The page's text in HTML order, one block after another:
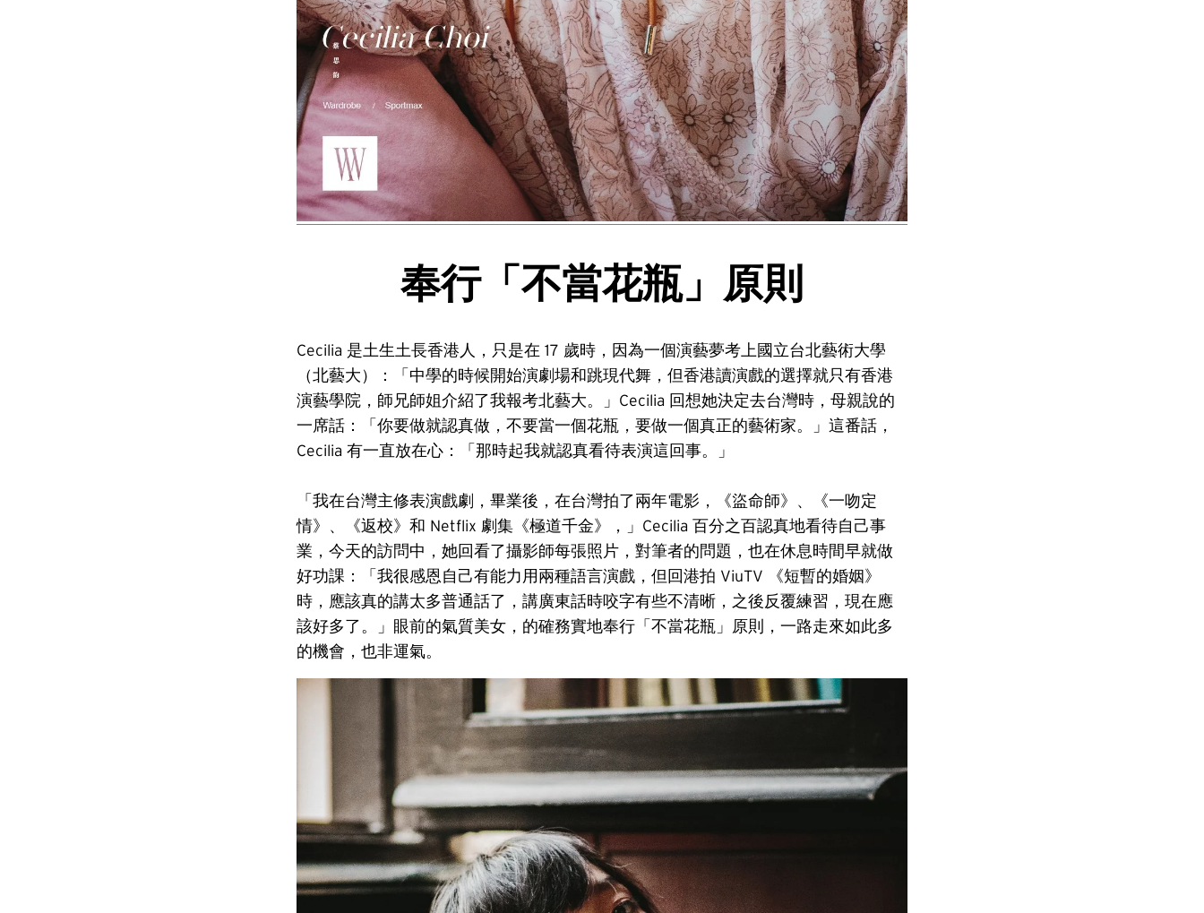
奉行「不當花瓶」原則
Cecilia 是土生土長香港人，只是在 17 歲時，因為一個演藝夢考上國立台北藝術大學
（北藝大）：「中學的時候開始演劇場和跳現代舞，但香港讀演戲的選擇就只有香港
演藝學院，師兄師姐介紹了我報考北藝大。」Cecilia 回想她決定去台灣時，母親說的
一席話：「你要做就認真做，不要當一個花瓶，要做一個真正的藝術家。」這番話，
Cecilia 有一直放在心：「那時起我就認真看待表演這回事。」
「我在台灣主修表演戲劇，畢業後，在台灣拍了兩年電影，《盜命師》、《一吻定
情》、《返校》和 Netflix 劇集《極道千金》，」Cecilia 百分之百認真地看待自己事
業，今天的訪問中，她回看了攝影師每張照片，對筆者的問題，也在休息時間早就做
好功課：「我很感恩自己有能力用兩種語言演戲，但回港拍 ViuTV 《短暫的婚姻》
時，應該真的講太多普通話了，講廣東話時咬字有些不清晰，之後反覆練習，現在應
該好多了。」眼前的氣質美女，的確務實地奉行「不當花瓶」原則，一路走來如此多
的機會，也非運氣。